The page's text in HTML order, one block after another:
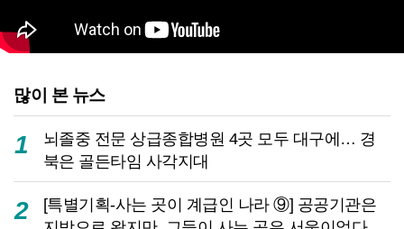
많이 본 뉴스
1
뇌졸중 전문 상급종합병원 4곳 모두 대구에… 경
북은 골든타임 사각지대
2
[특별기획-사는 곳이 계급인 나라 ⑨] 공공기관은